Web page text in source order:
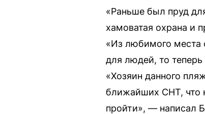
«Раньше был пруд
хамоватая охрана и
«Из любимого места
для людей, то
«Хозяин данного
ближайших СНТ, что
пройти», — написал